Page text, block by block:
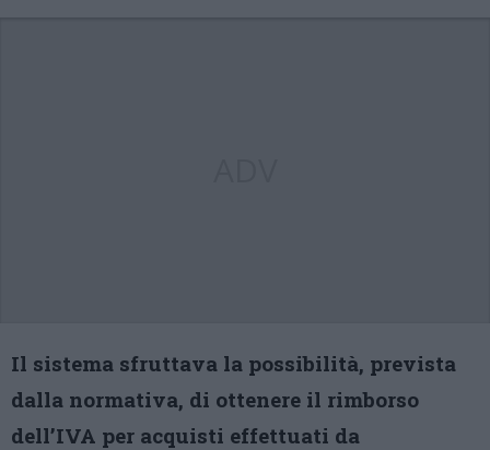
Il sistema sfruttava la possibilità, prevista
dalla normativa, di ottenere il rimborso
dell’IVA per acquisti effettuati da